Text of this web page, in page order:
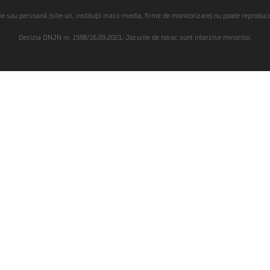
sau persoană (site-uri, instituţii mass-media, firme de monitorizare) nu poate
Decizia ONJN nr. 1598/16.09.2021. Jocurile de noroc sunt interzise minorilor.